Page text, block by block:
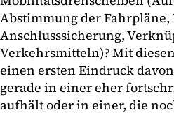
Abstimmung der Fahrpläne,
Anschlusssicherung,
Verkehrsmitteln)? Mit
einen ersten Eindruck
gerade in einer eher
aufhält oder in einer, die